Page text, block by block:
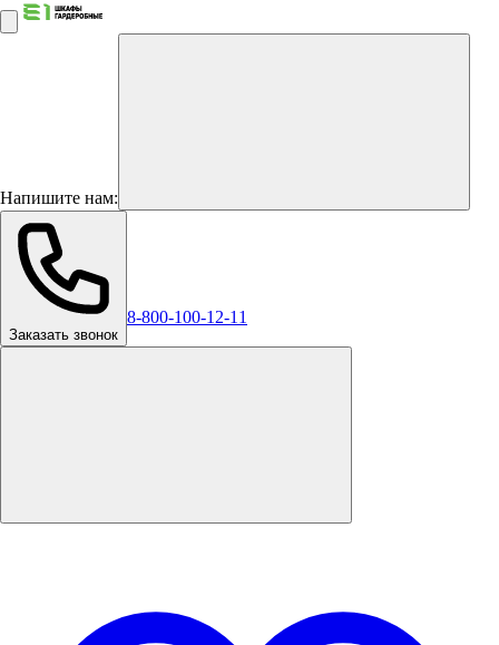
Напишите нам:
Заказать звонок
8-800-100-12-11